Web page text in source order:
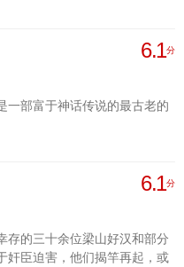
6.1分
一部富于神话传说的最古老的
6.1分
存的三十余位梁山好汉和部分
奸臣迫害，他们揭竿再起，或